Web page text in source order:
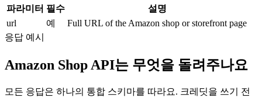
파라미터 필수
설명
url
예
Full URL of the Amazon shop or storefront page
응답 예시
Amazon Shop API는 무엇을 돌려주나요
모든 응답은 하나의 통합 스키마를 따라요. 크레딧을 쓰기 전